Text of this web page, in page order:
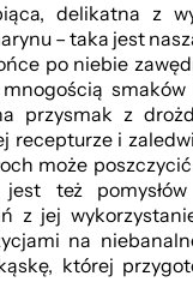
delikatna z
– taka jest
po niebie
przysmak z
recepturze i
może
też
z jej
na
której